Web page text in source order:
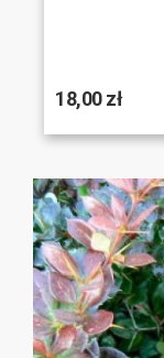
18,00 zł